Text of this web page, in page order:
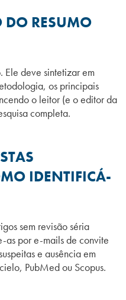
RESUMO
Ele deve sintetizar em
os principais
o leitor (e o editor da
completa.
IDENTIFICÁ-
sem revisão séria
as por e-mails de convite
e ausência em
PubMed ou Scopus.